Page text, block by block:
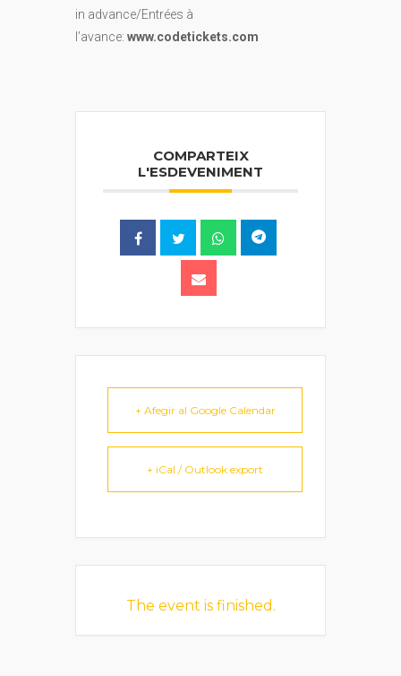
in advance/Entrées à
l’avance: www.codetickets.com
COMPARTEIX
L'ESDEVENIMENT
+ Afegir al Google Calendar
+ iCal / Outlook export
The event is finished.